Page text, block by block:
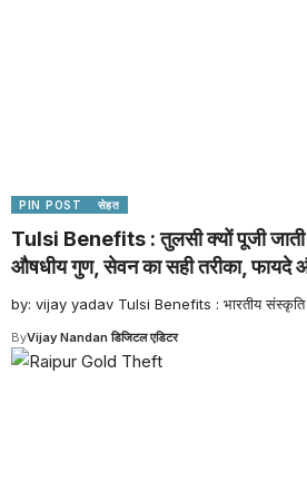
PIN POST सेहत
Tulsi Benefits : तुलसी क्यों पूजी जाती
औषधीय गुण, सेवन का सही तरीका, फायदे
by: vijay yadav Tulsi Benefits : भारतीय
ByVijay Nandan डिजिटल एडिटर